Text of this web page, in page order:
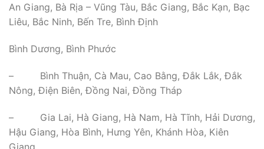
An Giang, Bà Rịa – Vũng Tàu, Bắc Giang, Bắc Kạn, Bạc
Liêu, Bắc Ninh, Bến Tre, Bình Định
Bình Dương, Bình Phước
– Bình Thuận, Cà Mau, Cao Bằng, Đắk Lắk, Đắk
Nông, Điện Biên, Đồng Nai, Đồng Tháp
– Gia Lai, Hà Giang, Hà Nam, Hà Tĩnh, Hải Dương,
Hậu Giang, Hòa Bình, Hưng Yên, Khánh Hòa, Kiên
Giang